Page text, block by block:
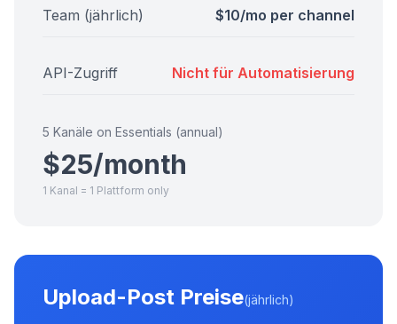
Team (jährlich) $10/mo per channel
API-Zugriff Nicht für Automatisierung
5 Kanäle on Essentials (annual)
$25/month
1 Kanal = 1 Plattform only
Upload-Post Preise(jährlich)